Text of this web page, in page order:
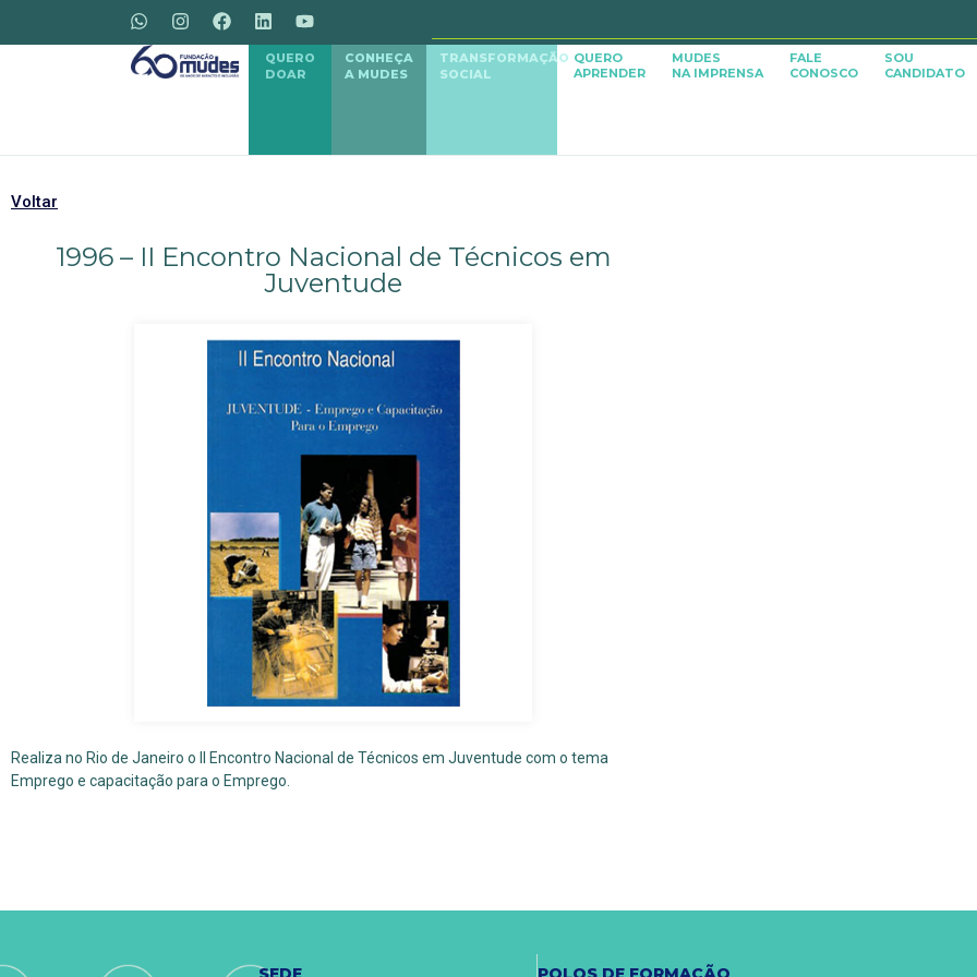
QUERO
DOAR
CONHEÇA
A MUDES
TRANSFORMAÇÃO
SOCIAL
QUERO
APRENDER
MUDES
NA IMPRENSA
FALE
CONOSCO
SOU
CANDIDATO
Voltar
1996 – II Encontro Nacional de Técnicos em
Juventude
Realiza no Rio de Janeiro o II Encontro Nacional de Técnicos em Juventude com o tema
Emprego e capacitação para o Emprego.